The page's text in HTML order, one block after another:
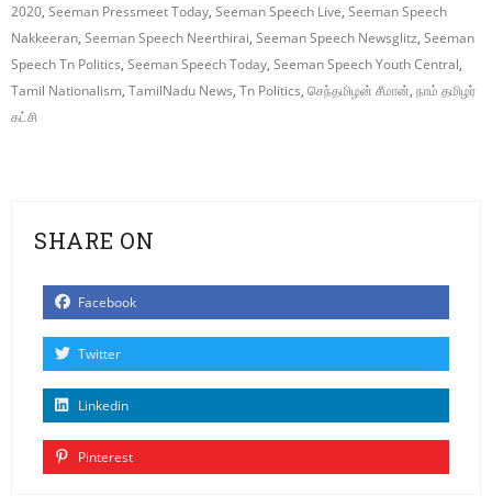
2020, Seeman Pressmeet Today, Seeman Speech Live, Seeman Speech
Nakkeeran, Seeman Speech Neerthirai, Seeman Speech Newsglitz, Seeman
Speech Tn Politics, Seeman Speech Today, Seeman Speech Youth Central,
Tamil Nationalism, TamilNadu News, Tn Politics, செந்தமிழன் சீமான், நாம் தமிழர்
கட்சி
SHARE ON
Facebook
Twitter
Linkedin
Pinterest